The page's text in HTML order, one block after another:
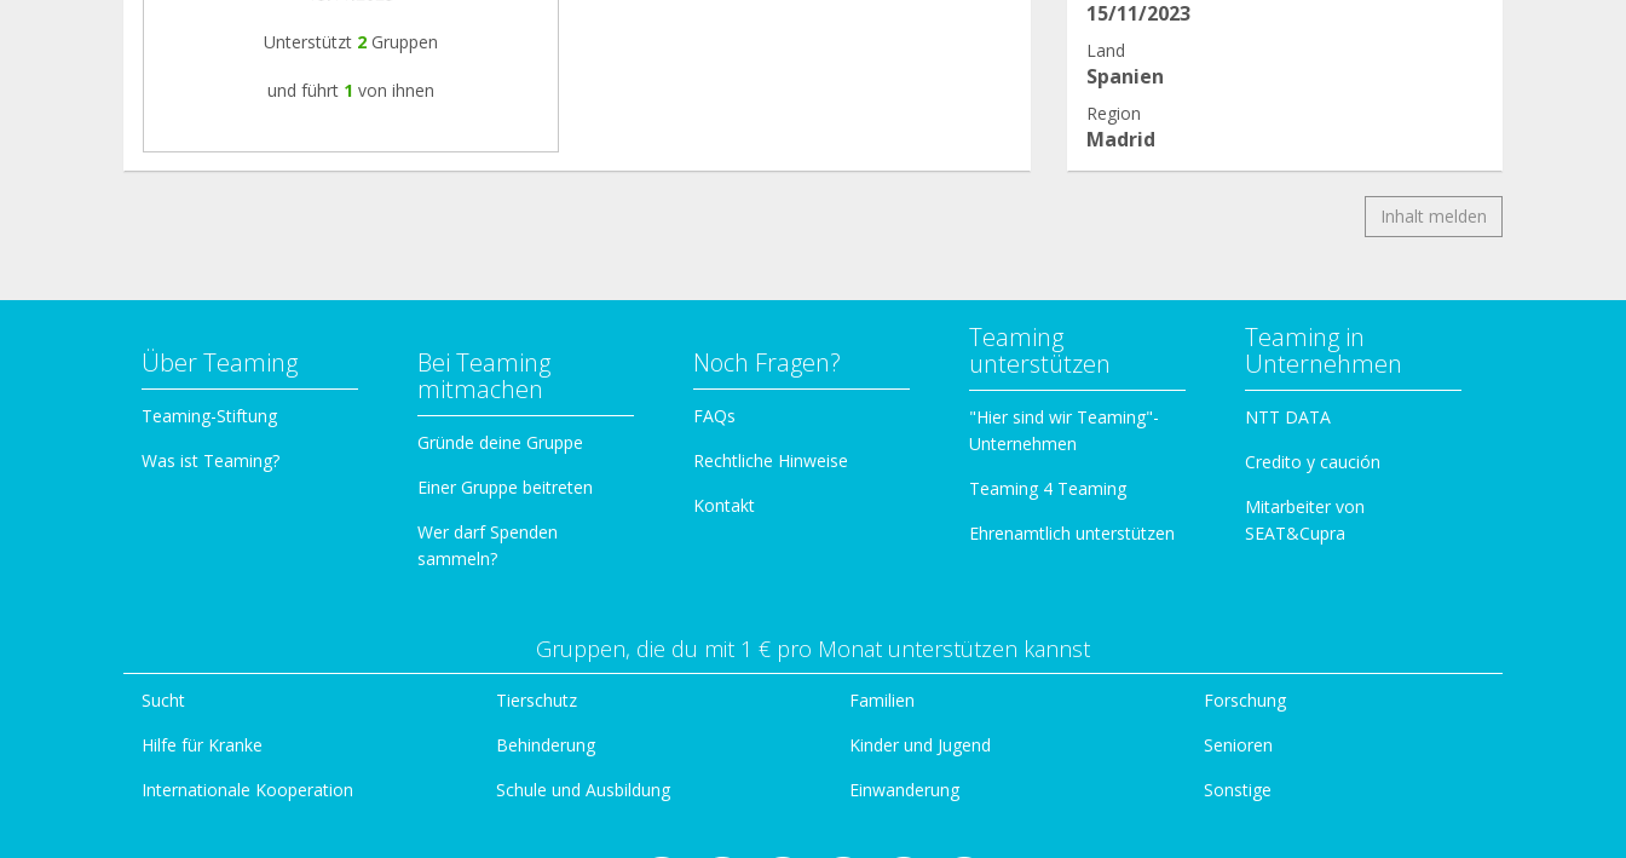
Unterstützt 2 Gruppen
und führt 1 von ihnen
15/11/2023
Land
Spanien
Region
Madrid
Inhalt melden
Über Teaming
Teaming-Stiftung
Was ist Teaming?
Bei Teaming
mitmachen
Gründe deine Gruppe
Einer Gruppe beitreten
Wer darf Spenden
sammeln?
Noch Fragen?
FAQs
Rechtliche Hinweise
Kontakt
Teaming
unterstützen
"Hier sind wir Teaming"-
Unternehmen
Teaming 4 Teaming
Ehrenamtlich unterstützen
Teaming in
Unternehmen
NTT DATA
Credito y caución
Mitarbeiter von
SEAT&Cupra
Gruppen, die du mit 1 € pro Monat unterstützen kannst
Sucht
Hilfe für Kranke
Internationale Kooperation
Tierschutz
Behinderung
Schule und Ausbildung
Familien
Kinder und Jugend
Einwanderung
Forschung
Senioren
Sonstige